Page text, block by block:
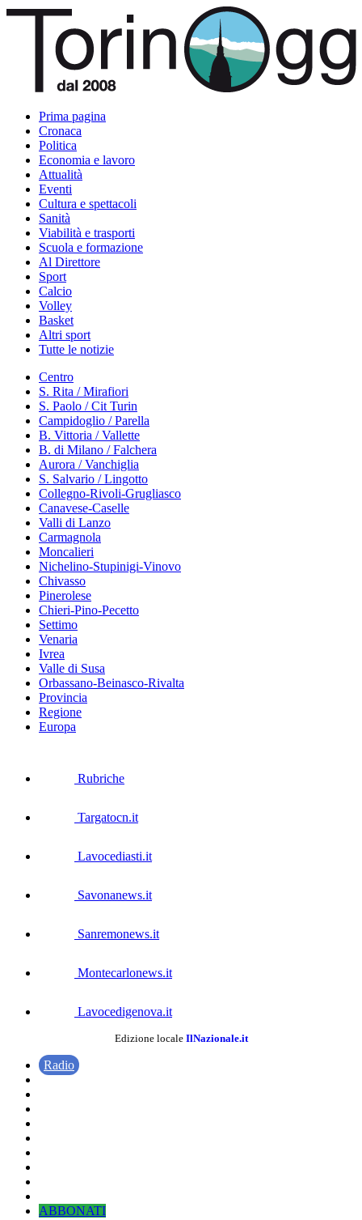
Prima pagina
Cronaca
Politica
Economia e lavoro
Attualità
Eventi
Cultura e spettacoli
Sanità
Viabilità e trasporti
Scuola e formazione
Al Direttore
Sport
Calcio
Volley
Basket
Altri sport
Tutte le notizie
Centro
S. Rita / Mirafiori
S. Paolo / Cit Turin
Campidoglio / Parella
B. Vittoria / Vallette
B. di Milano / Falchera
Aurora / Vanchiglia
S. Salvario / Lingotto
Collegno-Rivoli-Grugliasco
Canavese-Caselle
Valli di Lanzo
Carmagnola
Moncalieri
Nichelino-Stupinigi-Vinovo
Chivasso
Pinerolese
Chieri-Pino-Pecetto
Settimo
Venaria
Ivrea
Valle di Susa
Orbassano-Beinasco-Rivalta
Provincia
Regione
Europa
Rubriche
Targatocn.it
Lavocediasti.it
Savonanews.it
Sanremonews.it
Montecarlonews.it
Lavocedigenova.it
Edizione locale IlNazionale.it
Radio
ABBONATI